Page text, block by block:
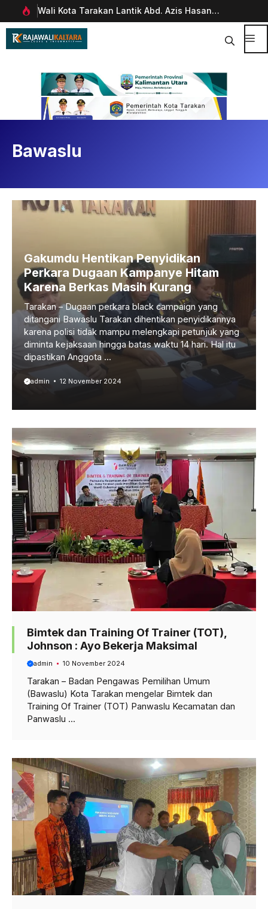
Langsung
ke
Wali Kota Tarakan Lantik Abd. Azis Hasan
sebagai Sekda
Bawaslu
Gakumdu Hentikan Penyidikan
Perkara Dugaan Kampanye Hitam
Karena Berkas Masih Kurang
Tarakan – Dugaan perkara black campaign yang
ditangani Bawaslu Tarakan dihentikan penyidikannya
karena polisi tidak mampu melengkapi petunjuk yang
diminta kejaksaan hingga batas waktu 14 hari. Hal itu
dipastikan Anggota ...
admin 12 November 2024
Bimtek dan Training Of Trainer (TOT),
Johnson : Ayo Bekerja Maksimal
admin 10 November 2024
Tarakan – Badan Pengawas Pemilihan Umum
(Bawaslu) Kota Tarakan mengelar Bimtek dan
Training Of Trainer (TOT) Panwaslu Kecamatan dan
Panwaslu ...